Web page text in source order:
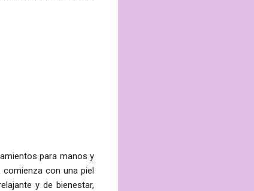
para manos y
con una piel
y de bienestar,